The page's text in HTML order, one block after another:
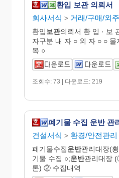
환입 보관 의뢰서
회사서식 > 거래/구매/외주
환입 보관의뢰서 환 입 · 보
자구분 내 자 ○ 외 자 ○ ○
목 ○
조회수: 73 | 다운로드: 219
폐기물 수집 운반 관
건설서식 > 환경/안전관리
폐기물수집운반관리대장(
기물 수집 ○;운반관리대장
톤) ② 수집내역